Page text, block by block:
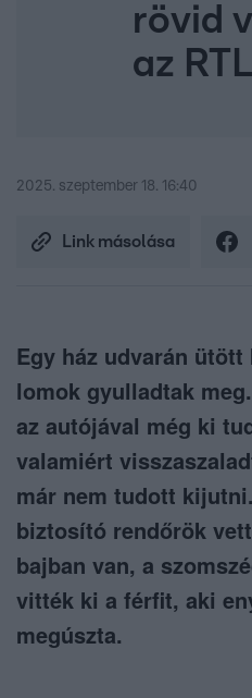
rövid
az
2025. szeptember 18. 16:40
Link másolása
Egy ház udvarán
lomok gyulladtak
az autójával még ki
valamiért
már nem tudott
biztosító rendőrök
bajban van, a
vitték ki a férfit, aki
megúszta.